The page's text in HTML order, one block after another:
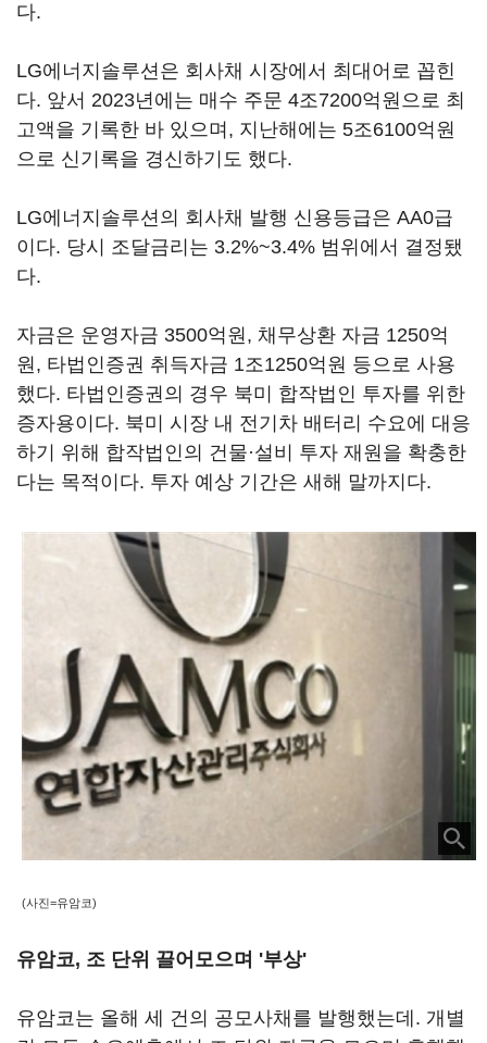
다.
LG에너지솔루션은 회사채 시장에서 최대어로 꼽힌
다. 앞서 2023년에는 매수 주문 4조7200억원으로 최
고액을 기록한 바 있으며, 지난해에는 5조6100억원
으로 신기록을 경신하기도 했다.
LG에너지솔루션의 회사채 발행 신용등급은 AA0급
이다. 당시 조달금리는 3.2%~3.4% 범위에서 결정됐
다.
자금은 운영자금 3500억원, 채무상환 자금 1250억
원, 타법인증권 취득자금 1조1250억원 등으로 사용
했다. 타법인증권의 경우 북미 합작법인 투자를 위한
증자용이다. 북미 시장 내 전기차 배터리 수요에 대응
하기 위해 합작법인의 건물·설비 투자 재원을 확충한
다는 목적이다. 투자 예상 기간은 새해 말까지다.
(사진=유암코)
유암코, 조 단위 끌어모으며 '부상'
유암코는 올해 세 건의 공모사채를 발행했는데. 개별